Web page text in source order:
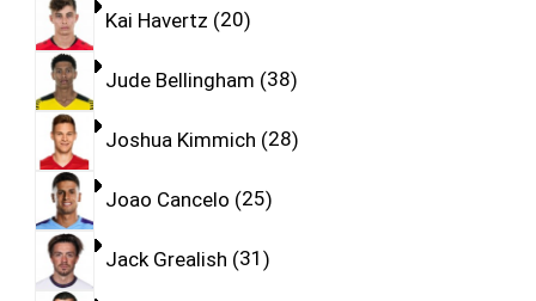
Kai Havertz 20
Jude Bellingham 38
Joshua Kimmich 28
Joao Cancelo 25
Jack Grealish 31